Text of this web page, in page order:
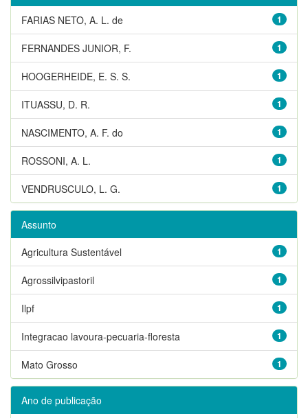
1
FARIAS NETO, A. L. de
1
FERNANDES JUNIOR, F.
1
HOOGERHEIDE, E. S. S.
1
ITUASSU, D. R.
1
NASCIMENTO, A. F. do
1
ROSSONI, A. L.
1
VENDRUSCULO, L. G.
Assunto
1
Agricultura Sustentável
1
Agrossilvipastoril
1
Ilpf
1
Integracao lavoura-pecuaria-floresta
1
Mato Grosso
Ano de publicação